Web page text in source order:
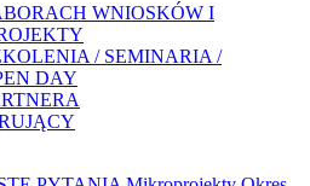
WNIOSKÓW I
/ SEMINARIA /
DAY